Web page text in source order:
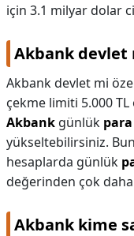
için 3.1 milyar dolar
Akbank devlet
Akbank devlet mi
çekme limiti 5.000
Akbank günlük para
yükseltebilirsiniz.
hesaplarda günlük
değerinden çok
Akbank kime